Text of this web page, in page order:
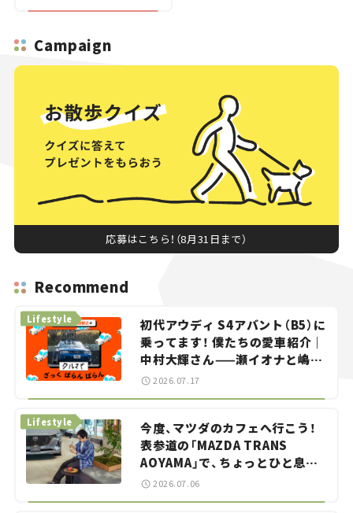
Campaign
応募はこちら！（8月31日まで）
Recommend
初代アウディ S4アバント（B5）に
乗ってます！ 僕たちの愛車紹介｜
中村大輝さん——瀬イオナと嶋田
智之の「クルマでざっくばらんば
らん！」＃20
Lifestyle
2026.07.17
今度、マツダのカフェへ行こう！
表参道の「MAZDA TRANS
AOYAMA」で、ちょっとひと息。
——連載｜CCGとクルマでどうす
Lifestyle
2026.07.06